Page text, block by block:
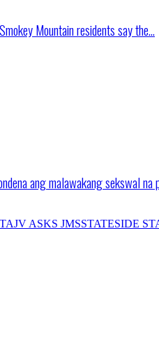
Mountain residents say the…
ang malawakang sekswal na
JV ASKS JMSSTATESIDE